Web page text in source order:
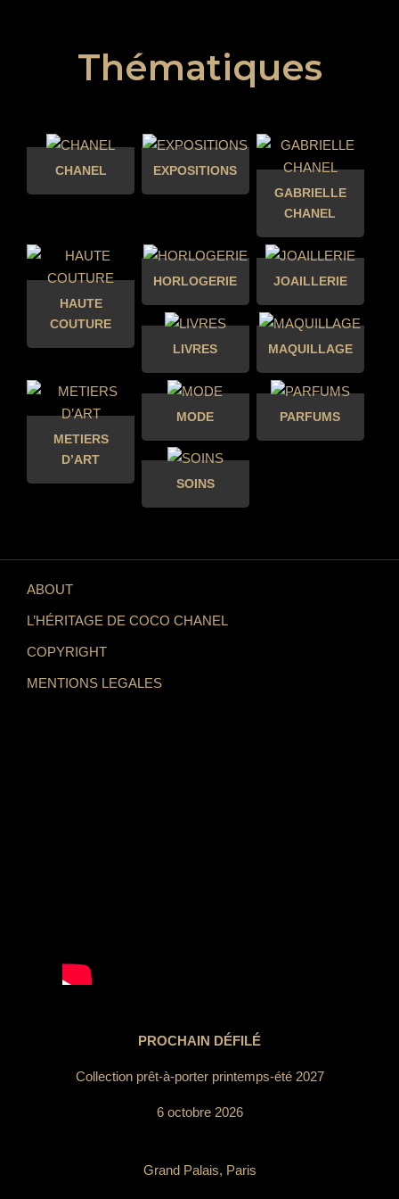
Thématiques
CHANEL
EXPOSITIONS
GABRIELLE
CHANEL
HAUTE
COUTURE
HORLOGERIE JOAILLERIE
LIVRES MAQUILLAGE
METIERS
D’ART
MODE PARFUMS
SOINS
ABOUT
L’HÉRITAGE DE COCO CHANEL
COPYRIGHT
MENTIONS LEGALES
PROCHAIN DÉFILÉ
Collection prêt-à-porter printemps-été 2027
6 octobre 2026
Grand Palais, Paris